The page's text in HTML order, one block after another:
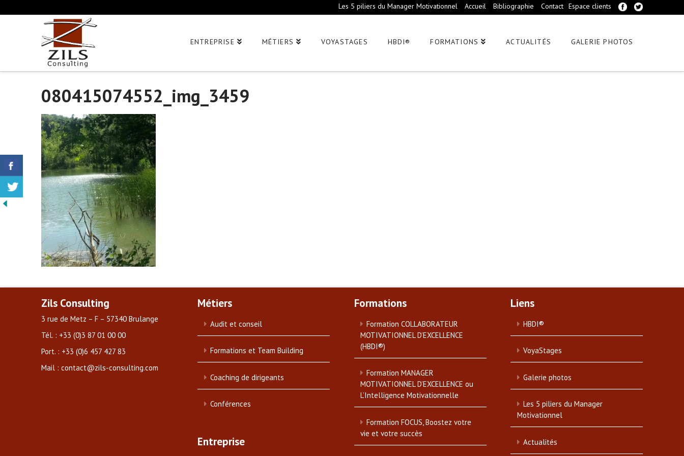
Les 5 piliers du Manager Motivationnel Accueil Bibliographie Contact Espace clients
ENTREPRISE MÉTIERS VOYASTAGES HBDI® FORMATIONS ACTUALITÉS GALERIE PHOTOS
080415074552_img_3459
Zils Consulting
3 rue de Metz – F – 57340 Brulange
Tél. : +33 (0)3 87 01 00 00
Port. : +33 (0)6 457 427 83
Mail : contact@zils-consulting.com
Métiers
Audit et conseil
Formations et Team Building
Coaching de dirigeants
Conférences
Entreprise
Formations
Formation COLLABORATEUR
MOTIVATIONNEL D’EXCELLENCE
(HBDI®)
Formation MANAGER
MOTIVATIONNEL D’EXCELLENCE ou
L’Intelligence Motivationnelle
Formation FOCUS, Boostez votre
vie et votre succès
Liens
HBDI®
VoyaStages
Galerie photos
Les 5 piliers du Manager
Motivationnel
Actualités